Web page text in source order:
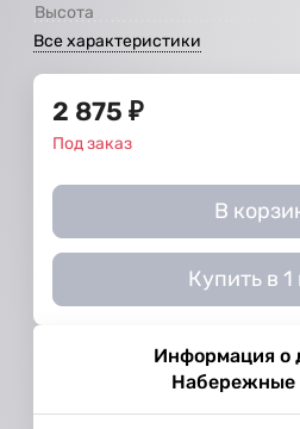
Высота
Все характеристики
2 875 ₽
Под заказ
В
Купить в 1
Информация о
Набережные